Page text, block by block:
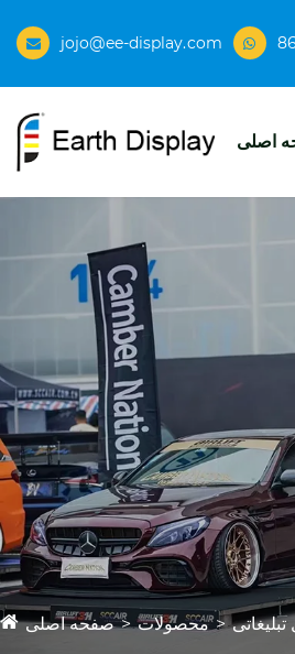
jojo@ee-display.com
اصلی
صفحه اصلی محصولات